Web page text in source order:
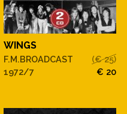
WINGS
F.M.BROADCAST
1972/7
(€ 25)
€ 20